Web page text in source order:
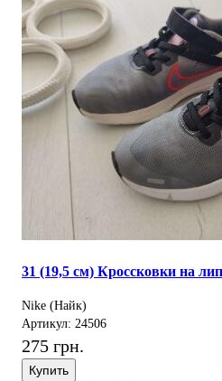
31 (19,5 см) Кроссковки на
Nike (Найк)
Артикул: 24506
275 грн.
Купить